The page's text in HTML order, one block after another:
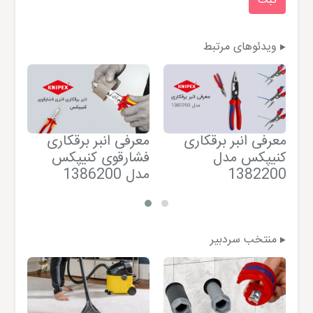
ویدئوهای مرتبط
معرفی انبر برقکاری
فشارقوی کنیپکس
مدل 1386200
معرفی انبر برقکاری
کنیپکس مدل
1382200
منتخب سردبیر